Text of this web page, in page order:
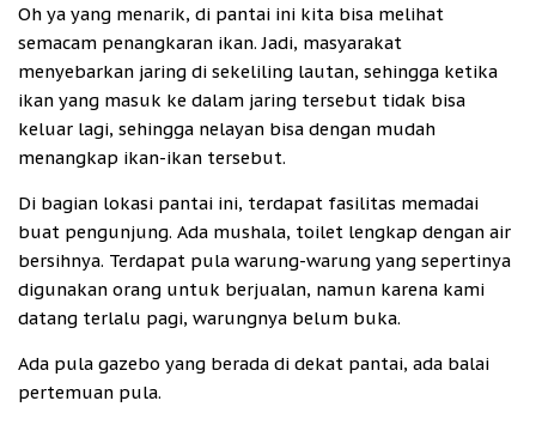
Oh ya yang menarik, di pantai ini kita bisa melihat
semacam penangkaran ikan. Jadi, masyarakat
menyebarkan jaring di sekeliling lautan, sehingga ketika
ikan yang masuk ke dalam jaring tersebut tidak bisa
keluar lagi, sehingga nelayan bisa dengan mudah
menangkap ikan-ikan tersebut.
Di bagian lokasi pantai ini, terdapat fasilitas memadai
buat pengunjung. Ada mushala, toilet lengkap dengan air
bersihnya. Terdapat pula warung-warung yang sepertinya
digunakan orang untuk berjualan, namun karena kami
datang terlalu pagi, warungnya belum buka.
Ada pula gazebo yang berada di dekat pantai, ada balai
pertemuan pula.